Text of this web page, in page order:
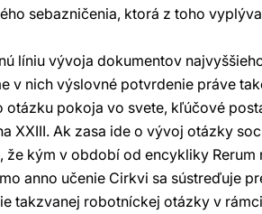
sebazničenia, ktorá z toho
líniu vývoja dokumentov
v nich výslovné potvrdenie práve
otázku pokoja vo svete, kľúčové
XXIII. Ak zasa ide o vývoj otázky
že kým v období od encykliky
anno učenie Cirkvi sa sústreďuje
takzvanej robotníckej otázky v